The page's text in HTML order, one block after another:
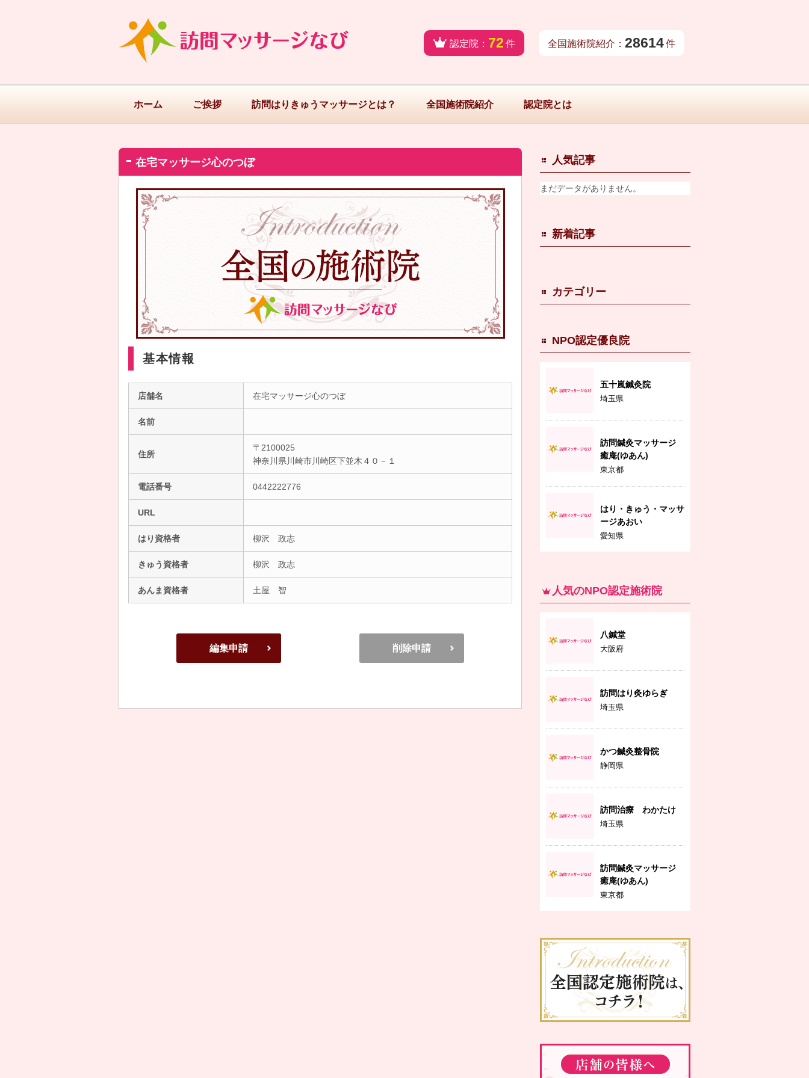
認定院： 72 件 全国施術院紹介： 28614件
ホーム ご挨拶 訪問はりきゅうマッサージとは？ 全国施術院紹介 認定院とは
在宅マッサージ心のつぼ
基本情報
店舗名 在宅マッサージ心のつぼ
名前
住所
〒2100025
神奈川県川崎市川崎区下並木４０－１
電話番号 0442222776
URL
はり資格者 柳沢 政志
きゅう資格者 柳沢 政志
あんま資格者 土屋 智
編集申請 削除申請
人気記事
まだデータがありません。
新着記事
カテゴリー
NPO認定優良院
五十嵐鍼灸院
埼玉県
訪問鍼灸マッサージ
癒庵(ゆあん)
東京都
はり・きゅう・マッサ
ージあおい
愛知県
人気のNPO認定施術院
八鍼堂
大阪府
訪問はり灸ゆらぎ
埼玉県
かつ鍼灸整骨院
静岡県
訪問治療 わかたけ
埼玉県
訪問鍼灸マッサージ
癒庵(ゆあん)
東京都